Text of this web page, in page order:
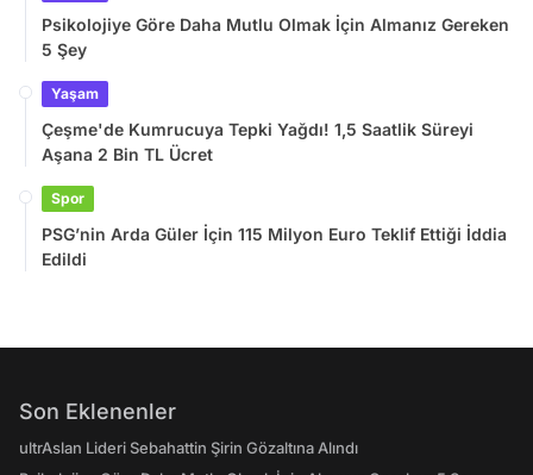
Psikolojiye Göre Daha Mutlu Olmak İçin Almanız Gereken
5 Şey
Yaşam
Çeşme'de Kumrucuya Tepki Yağdı! 1,5 Saatlik Süreyi
Aşana 2 Bin TL Ücret
Spor
PSG’nin Arda Güler İçin 115 Milyon Euro Teklif Ettiği İddia
Edildi
Son Eklenenler
ultrAslan Lideri Sebahattin Şirin Gözaltına Alındı